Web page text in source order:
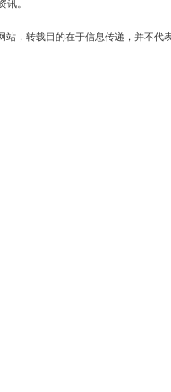
讯。
站，转载目的在于信息传递，并不代